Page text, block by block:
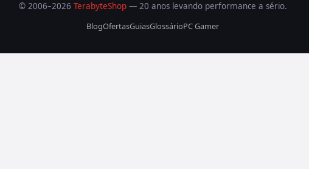
© 2006–2026 TerabyteShop— 20 anos levando performance a sério.
BlogOfertasGuiasGlossárioPC Gamer